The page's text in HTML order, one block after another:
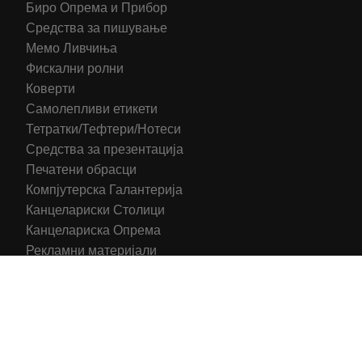
Биро Опрема и Прибор
Средства за пишување
Мемо Ливчиња
Фискални ролни
Коверти
Самолепливи етикети
Тетратки/Тефтери/Нотеси
Средства за презентација
Печатени обрасци
Компјутерска Галантерија
Канцелариски Столици
Канцелариска Опрема
Рекламни материјали